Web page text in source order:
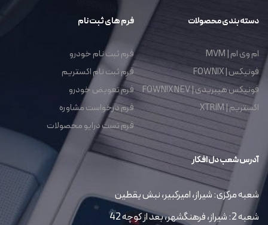
دسته بندی محصولات
ام وی ام | MVM
فونیکس | FOWNIX
فونیکس هیبریدی | FOWNIX NEV
اکستریم | XTRIM
فرم های ثبت نام
فرم ثبت نام خودرو
فرم ثبت نام اکستریم
فرم تعویض خودرو
فرم درخواست مشاوره
فرم تست درایو محصولات
آدرس شعب دل افکار
شعبه مرکزی: شیراز، امیرکبیر، نبش یقطین
شعبه 2: شیراز، فرهنگشهر، بعد از کوچه 42